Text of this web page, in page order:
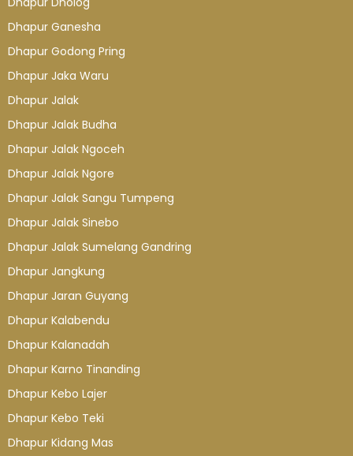
Dhapur Ganesha
Dhapur Godong Pring
Dhapur Jaka Waru
Dhapur Jalak
Dhapur Jalak Budha
Dhapur Jalak Ngoceh
Dhapur Jalak Ngore
Dhapur Jalak Sangu Tumpeng
Dhapur Jalak Sinebo
Dhapur Jalak Sumelang Gandring
Dhapur Jangkung
Dhapur Jaran Guyang
Dhapur Kalabendu
Dhapur Kalanadah
Dhapur Karno Tinanding
Dhapur Kebo Lajer
Dhapur Kebo Teki
Dhapur Kidang Mas